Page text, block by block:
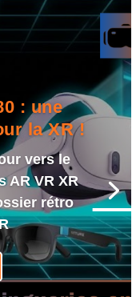
: une
la XR !
vers le
AR VR XR
rétro